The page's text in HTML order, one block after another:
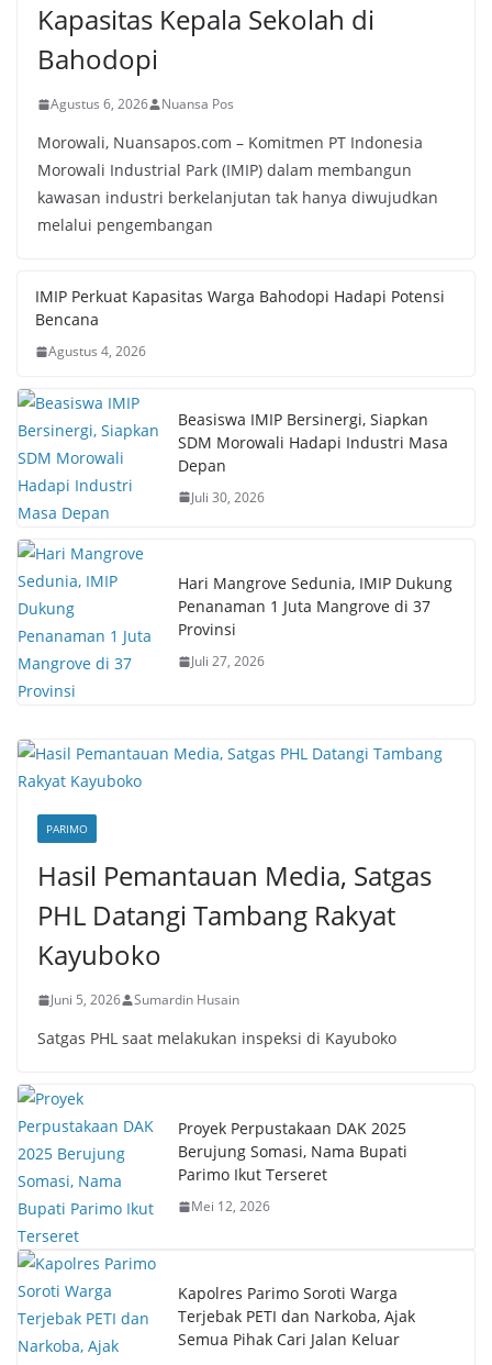
Kapasitas Kepala Sekolah di
Bahodopi
Agustus 6, 2026 Nuansa Pos
Morowali, Nuansapos.com – Komitmen PT Indonesia
Morowali Industrial Park (IMIP) dalam membangun
kawasan industri berkelanjutan tak hanya diwujudkan
melalui pengembangan
IMIP Perkuat Kapasitas Warga Bahodopi Hadapi Potensi
Bencana
Agustus 4, 2026
Beasiswa IMIP Bersinergi, Siapkan
SDM Morowali Hadapi Industri Masa
Depan
Juli 30, 2026
Hari Mangrove Sedunia, IMIP Dukung
Penanaman 1 Juta Mangrove di 37
Provinsi
Juli 27, 2026
PARIMO
Hasil Pemantauan Media, Satgas
PHL Datangi Tambang Rakyat
Kayuboko
Juni 5, 2026 Sumardin Husain
Satgas PHL saat melakukan inspeksi di Kayuboko
Proyek Perpustakaan DAK 2025
Berujung Somasi, Nama Bupati
Parimo Ikut Terseret
Mei 12, 2026
Kapolres Parimo Soroti Warga
Terjebak PETI dan Narkoba, Ajak
Semua Pihak Cari Jalan Keluar